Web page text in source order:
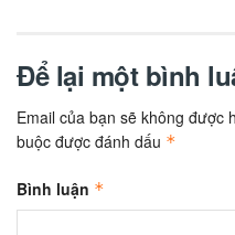
Để lại một bình
Email của bạn sẽ không được
buộc được đánh dấu *
Bình luận *